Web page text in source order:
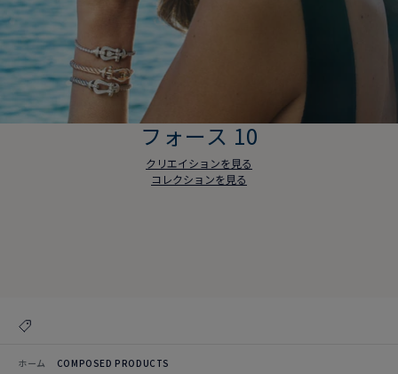
フォース 10
クリエイションを見る
コレクションを見る
ホーム COMPOSED PRODUCTS